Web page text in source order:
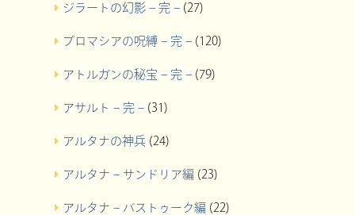
ジラートの幻影 – 完 –(27)
プロマシアの呪縛 – 完 –(120)
アトルガンの秘宝 – 完 –(79)
アサルト – 完 –(31)
アルタナの神兵(24)
アルタナ – サンドリア編 (23)
アルタナ – バストゥーク編 (22)